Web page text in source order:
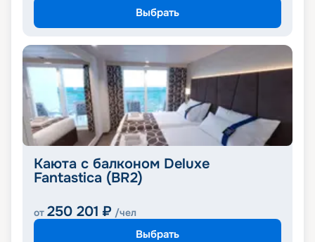
Выбрать
Каюта с балконом Deluxe
Fantastica (BR2)
от 250 201 ₽ /чел
Выбрать